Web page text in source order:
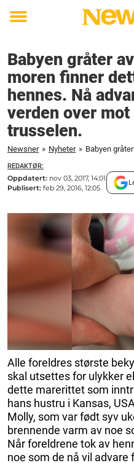
Toggle
Babyen gråter
moren finner
hennes. Nå
verden over
trusselen.
Newsner » Nyheter »
REDAKTØR:
Oppdatert: nov 03, 2017, 14:01
Publisert: feb 29, 2016, 12:05
Alle foreldres største
skal utsettes for ulykker
dette marerittet som
hans hustru i Kansas,
Molly, som var født syv
brennende varm av noe
Når foreldrene tok av
noe som de nå vil advare